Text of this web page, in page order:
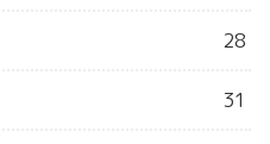
28
31